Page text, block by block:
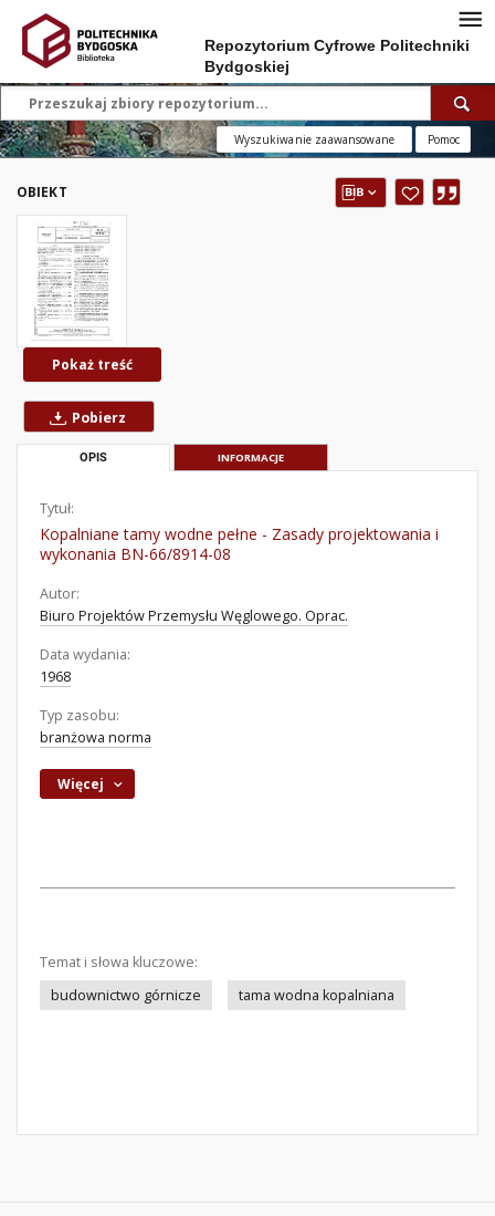
Repozytorium Cyfrowe Politechniki
Bydgoskiej
Wyszukiwanie zaawansowane Pomoc
OBIEKT
Pokaż treść
Pobierz
OPIS INFORMACJE
Tytuł:
Kopalniane tamy wodne pełne - Zasady projektowania i
wykonania BN-66/8914-08
Autor:
Biuro Projektów Przemysłu Węglowego. Oprac.
Data wydania:
1968
Typ zasobu:
branżowa norma
Więcej
Temat i słowa kluczowe:
budownictwo górnicze
tama wodna kopalniana